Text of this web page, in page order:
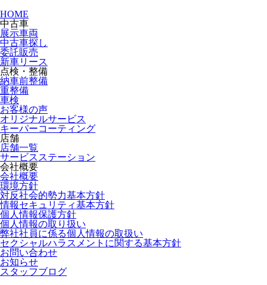
HOME
中古車
展示車両
中古車探し
委託販売
新車リース
点検・整備
納車前整備
重整備
車検
お客様の声
オリジナルサービス
キーパーコーティング
店舗
店舗一覧
サービスステーション
会社概要
会社概要
環境方針
対反社会的勢力基本方針
情報セキュリティ基本方針
個人情報保護方針
個人情報の取り扱い
弊社社員に係る個人情報の取扱い
セクシャルハラスメントに関する基本方針
お問い合わせ
お知らせ
スタッフブログ